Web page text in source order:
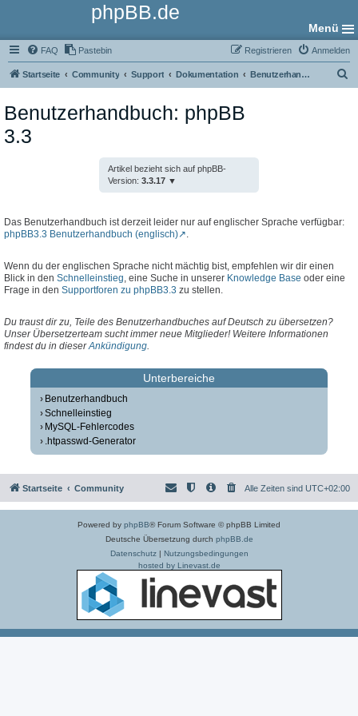
phpBB.de
Menü
FAQ Pastebin Anmelden
Registrieren
Startseite Community Support Dokumentation Benutzerhandbuch
Benutzerhandbuch: phpBB
3.3
Artikel bezieht sich auf phpBB-
Version: 3.3.17
Das Benutzerhandbuch ist derzeit leider nur auf englischer Sprache verfügbar:
phpBB3.3 Benutzerhandbuch (englisch)
Wenn du der englischen Sprache nicht mächtig bist, empfehlen wir dir einen
Blick in den Schnelleinstieg, eine Suche in unserer Knowledge Base oder eine
Frage in den Supportforen zu phpBB3.3 zu stellen.
Du traust dir zu, Teile des Benutzerhandbuches auf Deutsch zu übersetzen?
Unser Übersetzerteam sucht immer neue Mitglieder! Weitere Informationen
findest du in dieserAnkündigung.
Unterbereiche
Benutzerhandbuch
Schnelleinstieg
MySQL-Fehlercodes
.htpasswd-Generator
Startseite Community Alle Zeiten sind UTC+02:00
Powered by phpBB® Forum Software © phpBB Limited
Deutsche Übersetzung durch phpBB.de
Datenschutz| Nutzungsbedingungen
hosted by Linevast.de